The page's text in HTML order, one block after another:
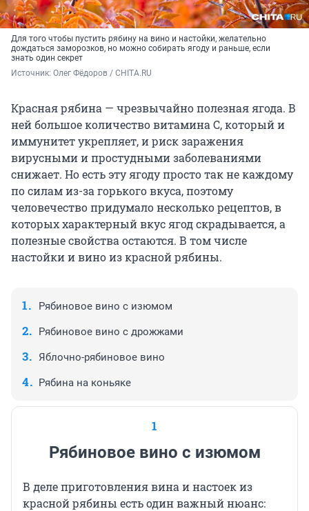
Для того чтобы пустить рябину на вино и настойки, желательно
дождаться заморозков, но можно собирать ягоду и раньше, если
знать один секрет
Источник: Олег Фёдоров / CHITA.RU
Красная рябина — чрезвычайно полезная ягода. В
ней большое количество витамина С, который и
иммунитет укрепляет, и риск заражения
вирусными и простудными заболеваниями
снижает. Но есть эту ягоду просто так не каждому
по силам из-за горького вкуса, поэтому
человечество придумало несколько рецептов, в
которых характерный вкус ягод скрадывается, а
полезные свойства остаются. В том числе
настойки и вино из красной рябины.
Рябиновое вино с изюмом
Рябиновое вино с дрожжами
Яблочно-рябиновое вино
Рябина на коньяке
1
Рябиновое вино с изюмом
В деле приготовления вина и настоек из
красной рябины есть один важный нюанс: